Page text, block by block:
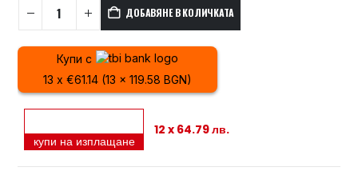
ДОБАВЯНЕ В КОЛИЧКАТА
Купи с
13 x €61.14 (13 x 119.58 BGN)
купи на изплащане
12 x 64.79 лв.